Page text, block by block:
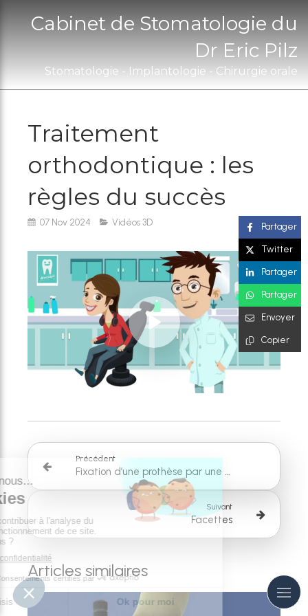
Cabinet de Stomatologie du
Dr Eric Pilz
Stomatologie - Implantologie - Chirurgie orale
Traitement
orthodontique : les
règles du succès
07 Nov 2024 Vidéos 3D
Précédent
Fixation d’une prothèse par une barre sur 2 implants
Suivant
Facettes
Articles similaires
Partager
Twitter
Partager
Partager
Envoyer
Copier